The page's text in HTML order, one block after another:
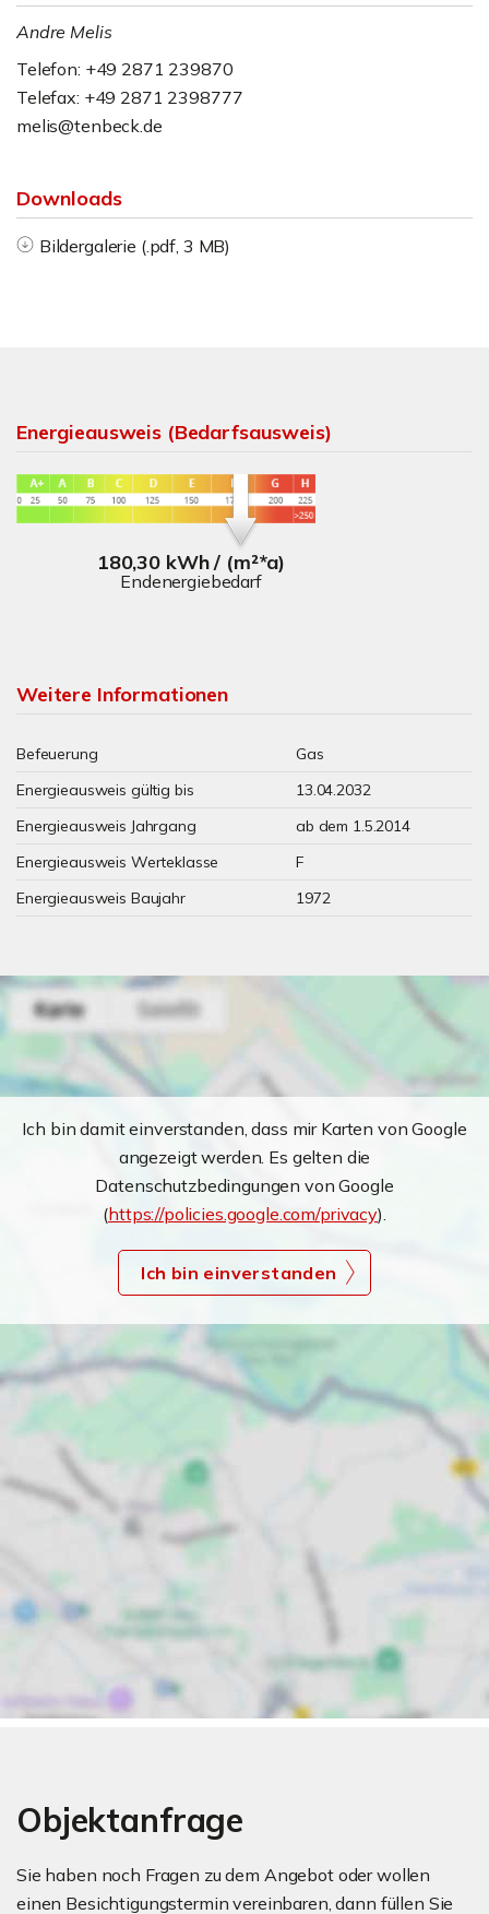
Andre Melis
Telefon: +49 2871 239870
Telefax: +49 2871 2398777
melis@tenbeck.de
Downloads
Bildergalerie (.pdf, 3 MB)
Energieausweis (Bedarfsausweis)
180,30 kWh / (m²*a)
Endenergiebedarf
Weitere Informationen
Befeuerung
Gas
Energieausweis gültig bis
13.04.2032
Energieausweis Jahrgang
ab dem 1.5.2014
Energieausweis Werteklasse
F
Energieausweis Baujahr
1972
Ich bin damit einverstanden, dass mir Karten von Google
angezeigt werden. Es gelten die
Datenschutzbedingungen von Google
(https://policies.google.com/privacy).
Ich bin einverstanden
Objektanfrage
Sie haben noch Fragen zu dem Angebot oder wollen
einen Besichtigungstermin vereinbaren, dann füllen Sie